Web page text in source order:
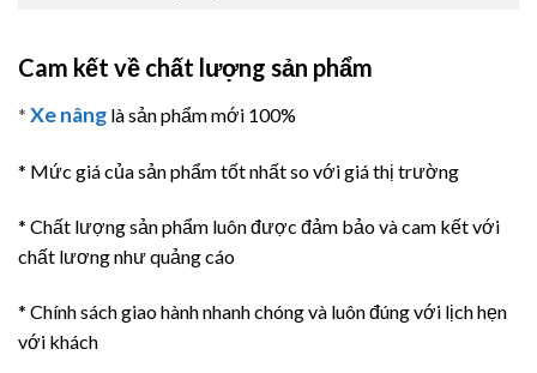
Cam kết về chất lượng sản phẩm
* Xe nâng là sản phẩm mới 100%
* Mức giá của sản phẩm tốt nhất so với giá thị trường
* Chất lượng sản phẩm luôn được đảm bảo và cam kết với
chất lương như quảng cáo
* Chính sách giao hành nhanh chóng và luôn đúng với lịch hẹn
với khách